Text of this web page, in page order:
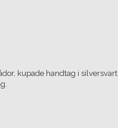
kupade handtag i silversvart